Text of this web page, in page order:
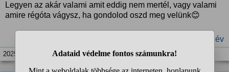
Legyen az akár valami amit eddig nem mertél, vagy valami
amire régóta vágysz, ha gondolod oszd meg velünk😊
#1 év
2025. nov. 23. 19:29